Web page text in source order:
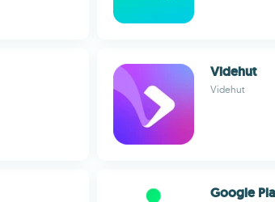
Videhut
Videhut
Google